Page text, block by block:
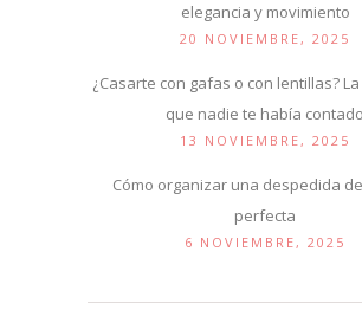
elegancia y movimiento
20 NOVIEMBRE, 2025
¿Casarte con gafas o con lentillas?
que nadie te había contado
13 NOVIEMBRE, 2025
Cómo organizar una despedida
perfecta
6 NOVIEMBRE, 2025